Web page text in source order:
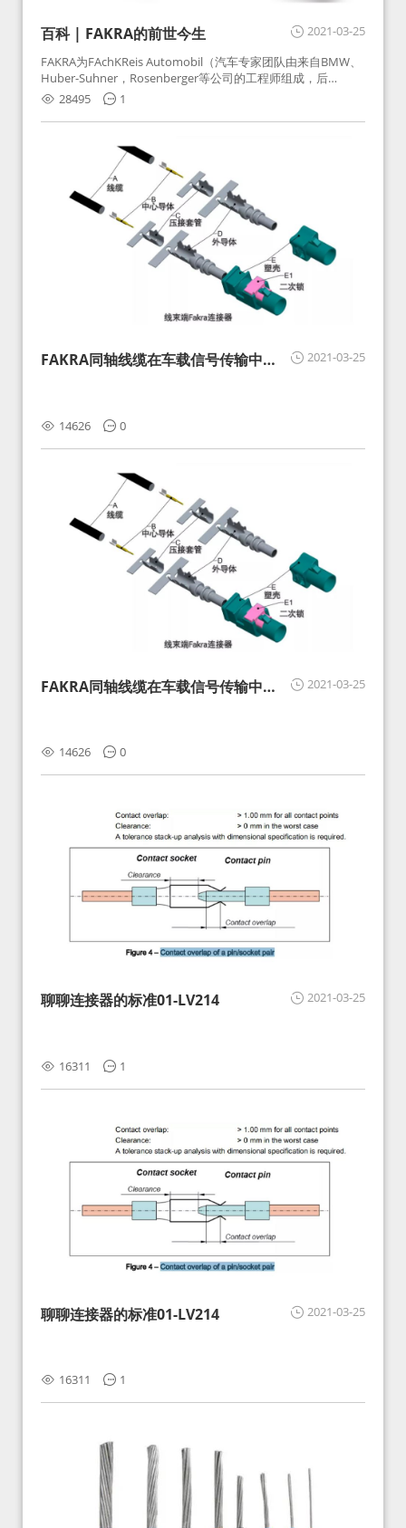
2021-03-25
百科 | FAKRA的前世今生
FAKRA为FAchKReis Automobil（汽车专家团队由来自BMW、
Huber-Suhner，Rosenberger等公司的工程师组成，后
Huber-Suhner相关连接器业务及技术在2010年并入
Rosenberger）缩写。起初为BMW需求用于车载收音机天线连
接，如今FAKRA已成为汽车行业通用标准的射频连接器，被业
28495 1
2021-03-25
FAKRA同轴线缆在车载信号传输中的
14626 0
2021-03-25
FAKRA同轴线缆在车载信号传输中的
14626 0
2021-03-25
聊聊连接器的标准01-LV214
16311 1
2021-03-25
聊聊连接器的标准01-LV214
16311 1